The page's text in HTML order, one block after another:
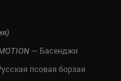
— Басенджи
псовая борзая